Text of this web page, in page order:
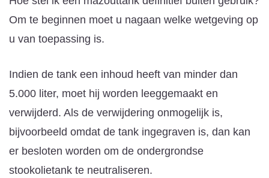
Om te beginnen moet u nagaan welke wetgeving op
u van toepassing is.
Indien de tank een inhoud heeft van minder dan
5.000 liter, moet hij worden leeggemaakt en
verwijderd. Als de verwijdering onmogelijk is,
bijvoorbeeld omdat de tank ingegraven is, dan kan
er besloten worden om de ondergrondse
stookolietank te neutraliseren.